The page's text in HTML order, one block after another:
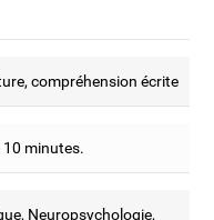
compréhension écrite
10 minutes.
Neuropsychologie,